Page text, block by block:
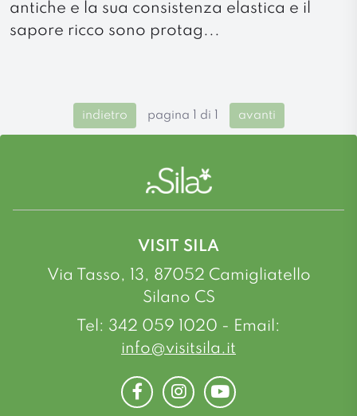
antiche e la sua consistenza elastica e il
sapore ricco sono protag...
indietro pagina 1 di 1 avanti
VISIT SILA
Via Tasso, 13, 87052 Camigliatello
Silano CS
Tel: 342 059 1020 - Email:
info@visitsila.it
FacebookInstagramYoutube